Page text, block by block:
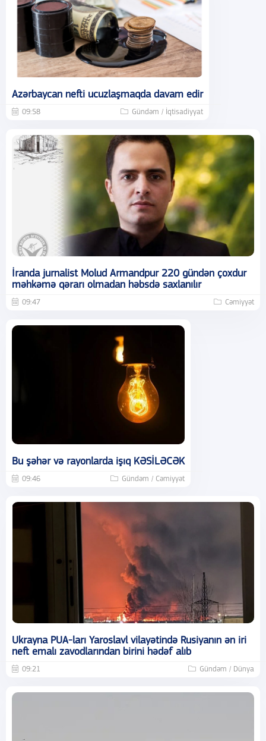
Azərbaycan nefti ucuzlaşmaqda davam edir
09:58 Gündəm / İqtisadiyyat
İranda jurnalist Molud Armandpur 220 gündən çoxdur
məhkəmə qərarı olmadan həbsdə saxlanılır
09:47 Cəmiyyət
Bu şəhər və rayonlarda işıq KƏSİLƏCƏK
09:46 Gündəm / Cəmiyyət
Ukrayna PUA-ları Yaroslavl vilayətində Rusiyanın ən iri
neft emalı zavodlarından birini hədəf alıb
09:21 Gündəm / Dünya